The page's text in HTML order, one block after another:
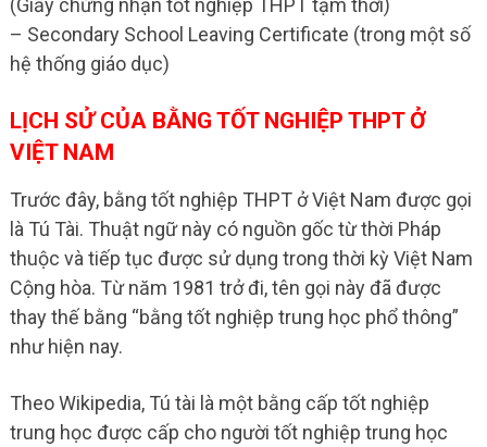
(Giấy chứng nhận tốt nghiệp THPT tạm thời)
– Secondary School Leaving Certificate (trong một số
hệ thống giáo dục)
LỊCH SỬ CỦA BẰNG TỐT NGHIỆP THPT Ở
VIỆT NAM
Trước đây, bằng tốt nghiệp THPT ở Việt Nam được gọi
là Tú Tài. Thuật ngữ này có nguồn gốc từ thời Pháp
thuộc và tiếp tục được sử dụng trong thời kỳ Việt Nam
Cộng hòa. Từ năm 1981 trở đi, tên gọi này đã được
thay thế bằng “bằng tốt nghiệp trung học phổ thông”
như hiện nay.
Theo Wikipedia, Tú tài là một bằng cấp tốt nghiệp
trung học được cấp cho người tốt nghiệp trung học